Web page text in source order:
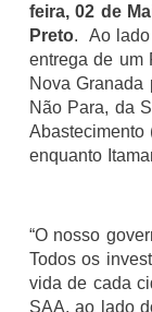
feira, 02 de
Preto. Ao lado
entrega de um
Nova Granada
Não Para, da
Abastecimento
enquanto
“O nosso
Todos os
vida de cada
SAA, ao lado